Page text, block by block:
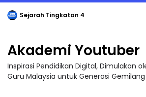
Sejarah Tingkatan 4
Akademi Youtuber
Inspirasi Pendidikan Digital, Dimulakan
Guru Malaysia untuk Generasi Gemilang